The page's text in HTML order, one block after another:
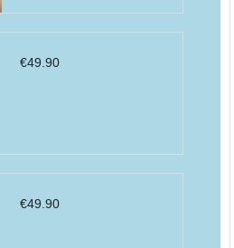
€49.90
€49.90